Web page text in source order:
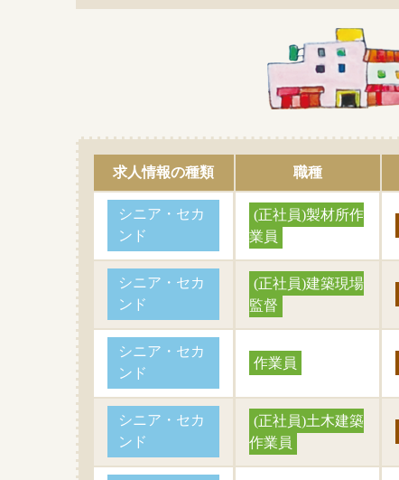
求人情報の種類 職種
シニア・セカ
ンド
(正社員)製材所作
業員
シニア・セカ
ンド
(正社員)建築現場
監督
シニア・セカ
ンド
作業員
シニア・セカ
ンド
(正社員)土木建築
作業員